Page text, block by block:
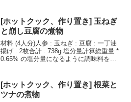
は買い食い or 外食平日夜・休日は基本自
炊食費はマネ...
[ホットクック、作り置き] 玉ねぎ
と崩し豆腐の煮物
材料 (4人分)人参 : 玉ねぎ : 豆腐 : 一丁油
揚げ : 2枚合計 : 738g 塩分量計算総重量 *
0.65% の塩分量になるように調味料を調
[ホットクック、作り置き] 根菜と
ツナの煮物